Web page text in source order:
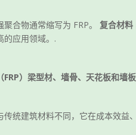
聚合物通常缩写为 FRP。复合材料
的应用领域。.
）梁型材、墙骨、天花板和墙
传统建筑材料不同，它在成本效益